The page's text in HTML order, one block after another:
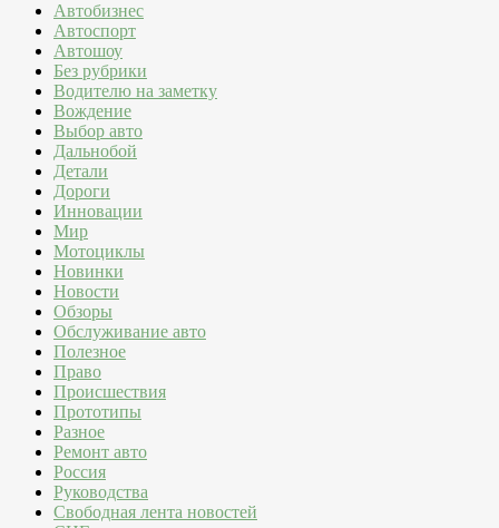
Автобизнес
Автоспорт
Автошоу
Без рубрики
Водителю на заметку
Вождение
Выбор авто
Дальнобой
Детали
Дороги
Инновации
Мир
Мотоциклы
Новинки
Новости
Обзоры
Обслуживание авто
Полезное
Право
Происшествия
Прототипы
Разное
Ремонт авто
Россия
Руководства
Свободная лента новостей